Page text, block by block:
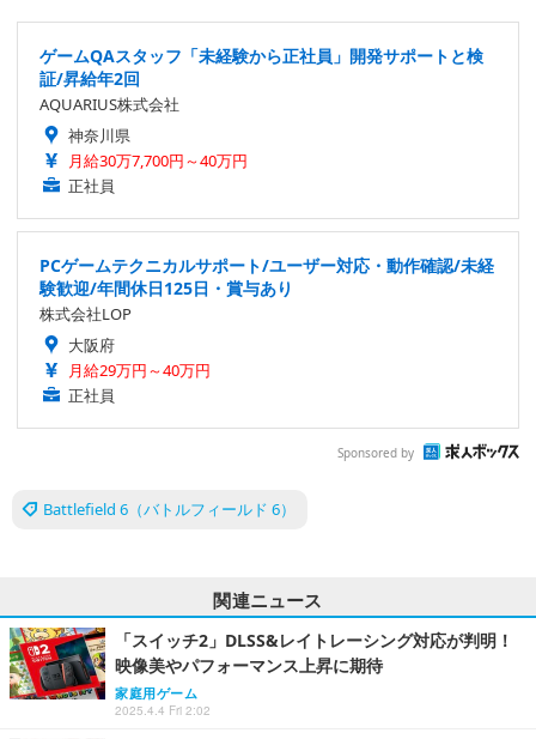
ゲームQAスタッフ「未経験から正社員」開発サポートと検
証/昇給年2回
AQUARIUS株式会社
神奈川県
月給30万7,700円～40万円
正社員
PCゲームテクニカルサポート/ユーザー対応・動作確認/未経
験歓迎/年間休日125日・賞与あり
株式会社LOP
大阪府
月給29万円～40万円
正社員
Sponsored by
Battlefield 6（バトルフィールド 6）
関連ニュース
「スイッチ2」DLSS&レイトレーシング対応が判明！
映像美やパフォーマンス上昇に期待
家庭用ゲーム
2025.4.4 Fri 2:02